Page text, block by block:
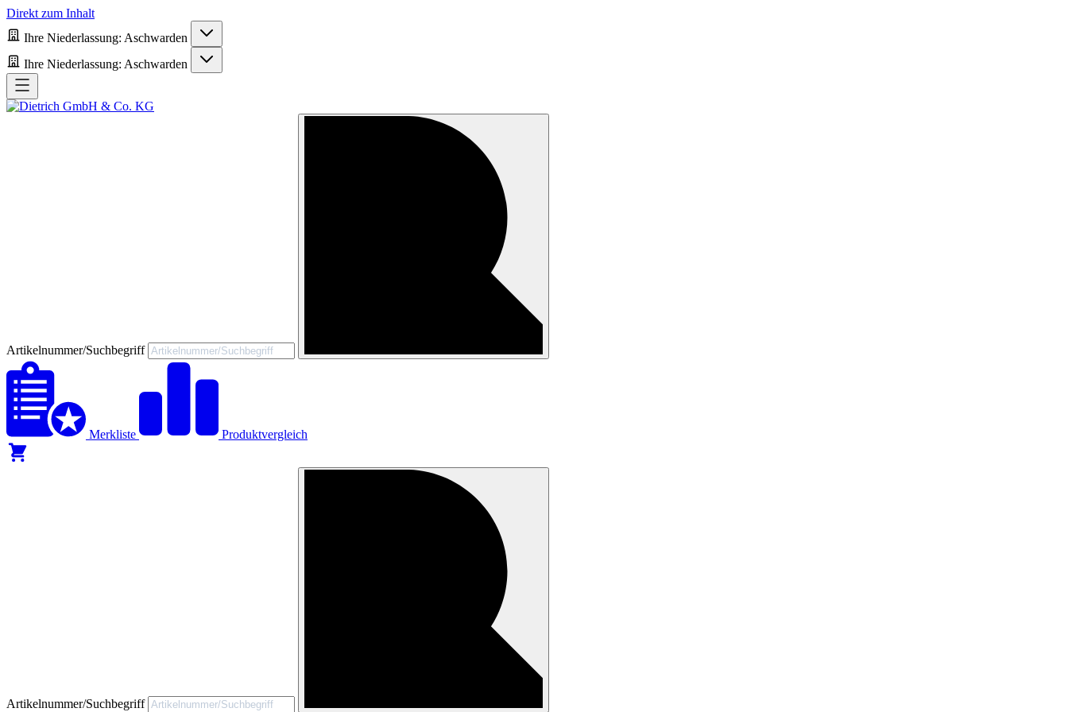
Direkt zum Inhalt
Ihre Niederlassung: Aschwarden
Ihre Niederlassung: Aschwarden
Artikelnummer/Suchbegriff
Merkliste Produktvergleich
Artikelnummer/Suchbegriff